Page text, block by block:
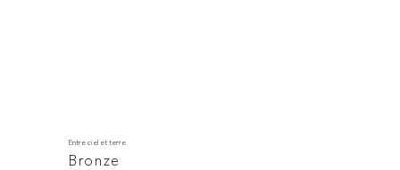
Entre ciel et terre
Bronze